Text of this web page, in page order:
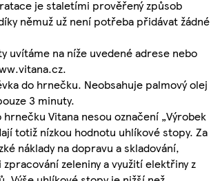
je staletími prověřený způsob
němuž už není potřeba přidávat žádné
uvítáme na níže uvedené adrese nebo
do hrnečku. Neobsahuje palmový olej
3 minuty.
Vitana nesou označení „Výrobek
totiž nízkou hodnotu uhlíkové stopy. Za
náklady na dopravu a skladování,
zeleniny a využití elektřiny z